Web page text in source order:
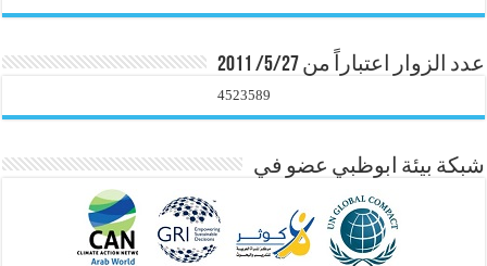
عدد الزوار اعتباراً من 5/27/ 2011
4523589
شبكة بيئة ابوظبي عضو في